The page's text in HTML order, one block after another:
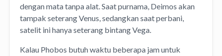
dengan mata tanpa alat. Saat purnama, Deimos akan
tampak seterang Venus, sedangkan saat perbani,
satelit ini hanya seterang bintang Vega.
Kalau Phobos butuh waktu beberapa jam untuk